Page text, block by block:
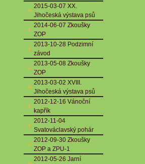
2015-03-07 XX.
Jihočeská výstava psů
2014-06-07 Zkoušky
ZOP
2013-10-28 Podzimní
závod
2013-05-08 Zkoušky
ZOP
2013-03-02 XVIII.
Jihočeská výstava psů
2012-12-16 Vánoční
kapřík
2012-11-04
Svatováclavský pohár
2012-09-30 Zkoušky
ZOP a ZPU-1
2012-05-26 Jarní